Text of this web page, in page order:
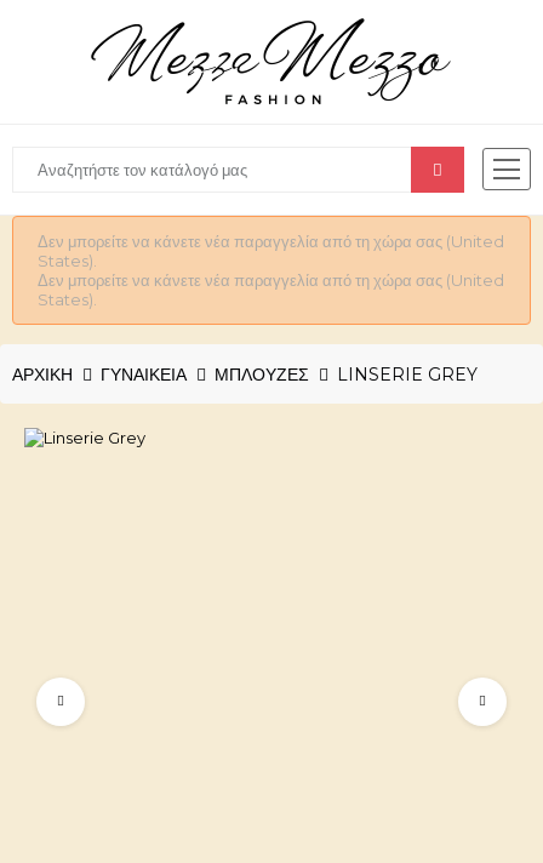
Δεν μπορείτε να κάνετε νέα παραγγελία από τη χώρα σας (United
States).
Δεν μπορείτε να κάνετε νέα παραγγελία από τη χώρα σας (United
States).
ΑΡΧΙΚΉ ΓΥΝΑΙΚΕΊΑ ΜΠΛΟΥΖΕΣ LINSERIE GREY